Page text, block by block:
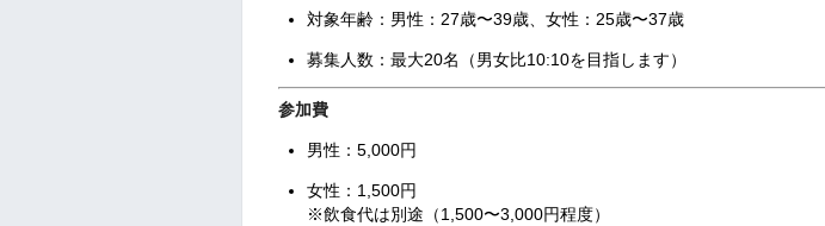
対象年齢：男性： 27歳〜39歳、女性： 25歳〜37歳
募集人数：最大20名（男女比10:10を目指します）
参加費
男性：5,000円
女性：1,500円
※飲食代は別途（1,500〜3,000円程度）